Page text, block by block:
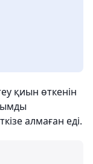
қиын өткенін
алмаған еді.